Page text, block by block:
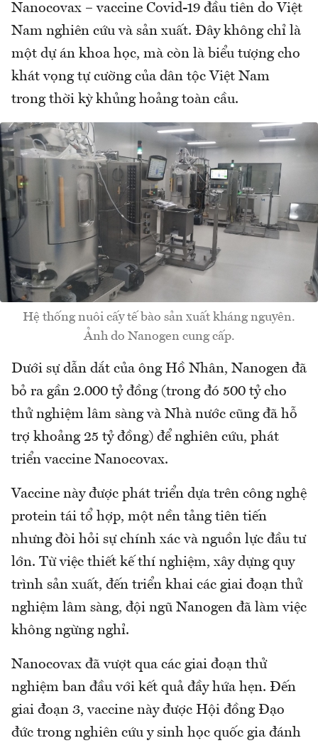
Nanocovax – vaccine Covid-19 đầu tiên do Việt
Nam nghiên cứu và sản xuất. Đây không chỉ là
một dự án khoa học, mà còn là biểu tượng cho
khát vọng tự cường của dân tộc Việt Nam
trong thời kỳ khủng hoảng toàn cầu.
Hệ thống nuôi cấy tế bào sản xuất kháng nguyên.
Ảnh do Nanogen cung cấp.
Dưới sự dẫn dắt của ông Hồ Nhân, Nanogen đã
bỏ ra gần 2.000 tỷ đồng (trong đó 500 tỷ cho
thử nghiệm lâm sàng và Nhà nước cũng đã hỗ
trợ khoảng 25 tỷ đồng) để nghiên cứu, phát
triển vaccine Nanocovax.
Vaccine này được phát triển dựa trên công nghệ
protein tái tổ hợp, một nền tảng tiên tiến
nhưng đòi hỏi sự chính xác và nguồn lực đầu tư
lớn. Từ việc thiết kế thí nghiệm, xây dựng quy
trình sản xuất, đến triển khai các giai đoạn thử
nghiệm lâm sàng, đội ngũ Nanogen đã làm việc
không ngừng nghỉ.
Nanocovax đã vượt qua các giai đoạn thử
nghiệm ban đầu với kết quả đầy hứa hẹn. Đến
giai đoạn 3, vaccine này được Hội đồng Đạo
đức trong nghiên cứu y sinh học quốc gia đánh